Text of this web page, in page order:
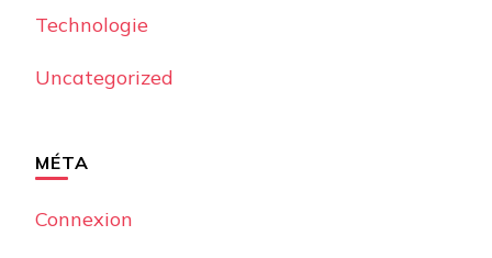
Technologie
Uncategorized
MÉTA
Connexion